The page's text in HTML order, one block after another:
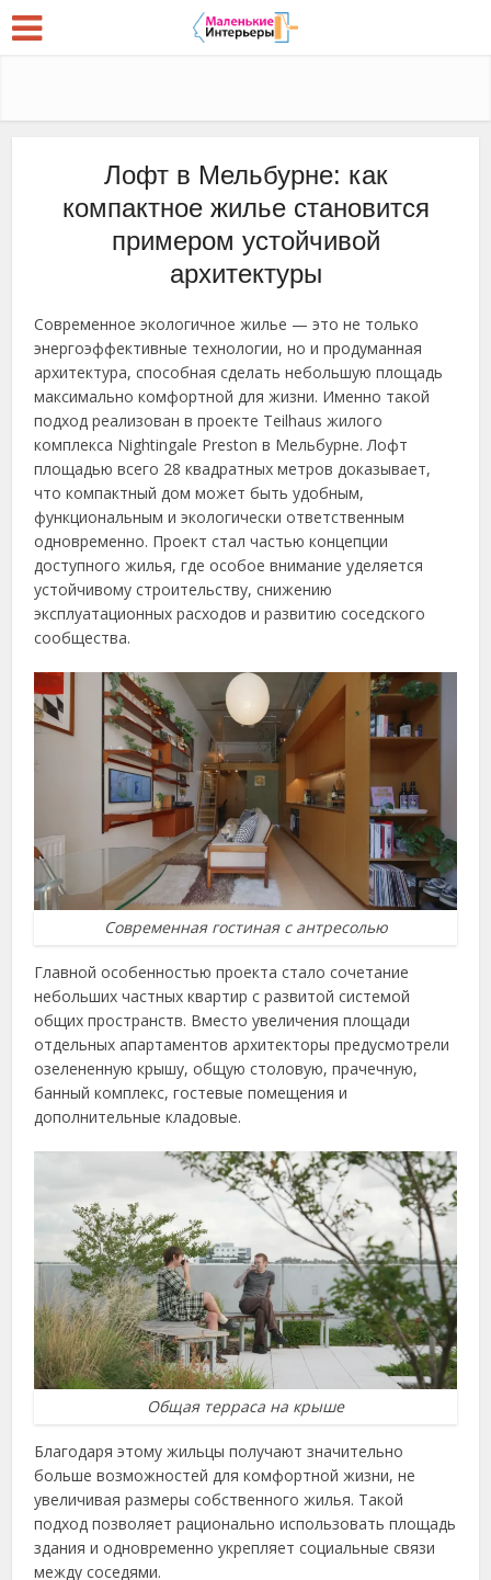
Лофт в Мельбурне: как
компактное жилье становится
примером устойчивой
архитектуры
Современное экологичное жилье — это не только
энергоэффективные технологии, но и продуманная
архитектура, способная сделать небольшую площадь
максимально комфортной для жизни. Именно такой
подход реализован в проекте Teilhaus жилого
комплекса Nightingale Preston в Мельбурне. Лофт
площадью всего 28 квадратных метров доказывает,
что компактный дом может быть удобным,
функциональным и экологически ответственным
одновременно. Проект стал частью концепции
доступного жилья, где особое внимание уделяется
устойчивому строительству, снижению
эксплуатационных расходов и развитию соседского
сообщества.
Современная гостиная с антресолью
Главной особенностью проекта стало сочетание
небольших частных квартир с развитой системой
общих пространств. Вместо увеличения площади
отдельных апартаментов архитекторы предусмотрели
озелененную крышу, общую столовую, прачечную,
банный комплекс, гостевые помещения и
дополнительные кладовые.
Общая терраса на крыше
Благодаря этому жильцы получают значительно
больше возможностей для комфортной жизни, не
увеличивая размеры собственного жилья. Такой
подход позволяет рационально использовать площадь
здания и одновременно укрепляет социальные связи
между соседями.